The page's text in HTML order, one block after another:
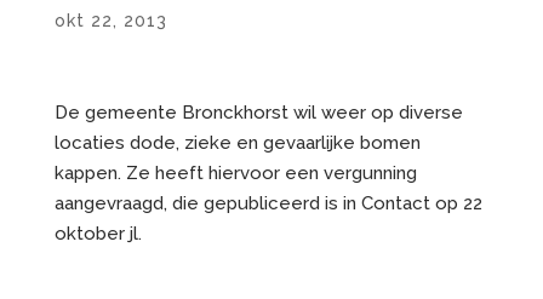
okt 22, 2013
De gemeente Bronckhorst wil weer op diverse
locaties dode, zieke en gevaarlijke bomen
kappen. Ze heeft hiervoor een vergunning
aangevraagd, die gepubliceerd is in Contact op 22
oktober jl.